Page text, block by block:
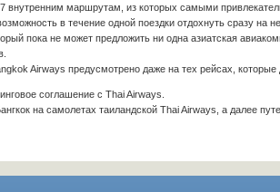
маршрутам, из которых самыми
в течение одной поездки отдохнуть сразу на
пока не может предложить ни одна азиатская
Airways предусмотрено даже на тех рейсах, которые
соглашение с Thai Airways.
на самолетах таиландской Thai Airways, а далее